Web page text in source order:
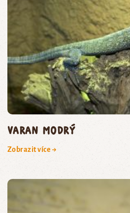
varan modrý
Zobrazit více →